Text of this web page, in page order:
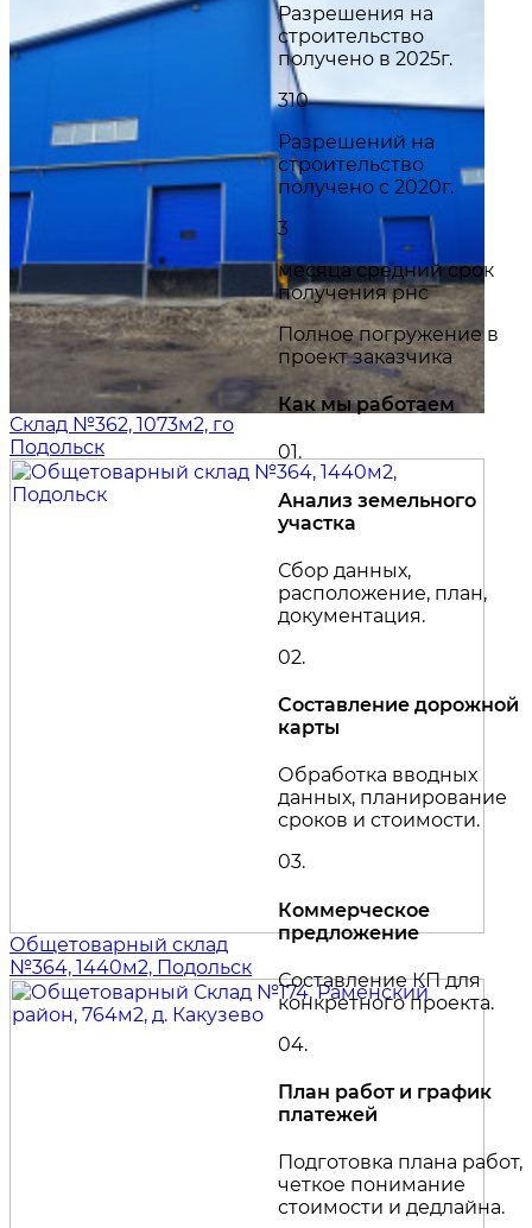
Склад №362, 1073м2, го
Подольск
Общетоварный склад
№364, 1440м2, Подольск
Разрешения на
строительство
получено в 2025г.
310
Разрешений на
строительство
получено с 2020г.
3
месяца средний срок
получения рнс
Полное погружение в
проект заказчика
Как мы работаем
01.
Анализ земельного
участка
Сбор данных,
расположение, план,
документация.
02.
Составление дорожной
карты
Обработка вводных
данных, планирование
сроков и стоимости.
03.
Коммерческое
предложение
Составление КП для
конкретного проекта.
04.
План работ и график
платежей
Подготовка плана работ,
четкое понимание
стоимости и дедлайна.